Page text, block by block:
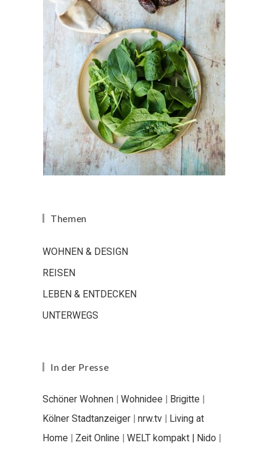
Themen
WOHNEN & DESIGN
REISEN
LEBEN & ENTDECKEN
UNTERWEGS
In der Presse
Schöner Wohnen | Wohnidee | Brigitte |
Kölner Stadtanzeiger | nrw.tv | Living at
Home | Zeit Online | WELT kompakt | Nido |